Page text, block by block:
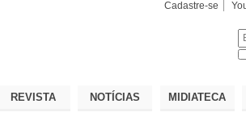
Cadastre-se
REVISTA NOTÍCIAS MIDIATECA